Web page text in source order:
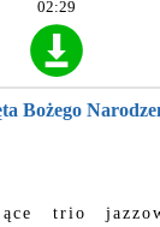
02:29
Bożego
trio